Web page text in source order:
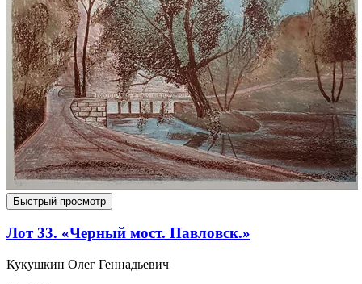
Быстрый просмотр
Лот 33. «Черный мост. Павловск.»
Кукушкин Олег Геннадьевич